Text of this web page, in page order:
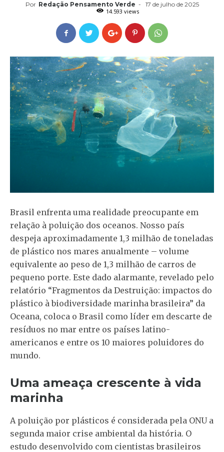
Por Redação Pensamento Verde -
17 de julho de 2025
14.593 views
Brasil enfrenta uma realidade preocupante em
relação à poluição dos oceanos. Nosso país
despeja aproximadamente 1,3 milhão de toneladas
de plástico nos mares anualmente – volume
equivalente ao peso de 1,3 milhão de carros de
pequeno porte. Este dado alarmante, revelado pelo
relatório “Fragmentos da Destruição: impactos do
plástico à biodiversidade marinha brasileira” da
Oceana, coloca o Brasil como líder em descarte de
resíduos no mar entre os países latino-
americanos e entre os 10 maiores poluidores do
mundo.
Uma ameaça crescente à vida
marinha
A poluição por plásticos é considerada pela ONU a
segunda maior crise ambiental da história. O
estudo desenvolvido com cientistas brasileiros